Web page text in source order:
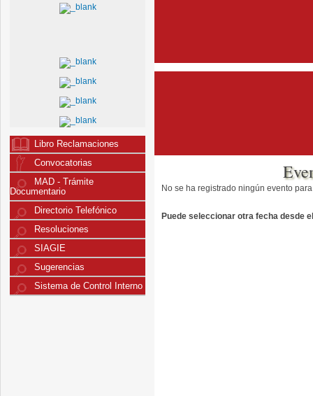
Libro Reclamaciones
Convocatorias
MAD - Trámite
Documentario
Directorio Telefónico
Resoluciones
SIAGIE
Sugerencias
Sistema de Control Interno
No se ha registrado ningún evento
Puede seleccionar otra fecha desde